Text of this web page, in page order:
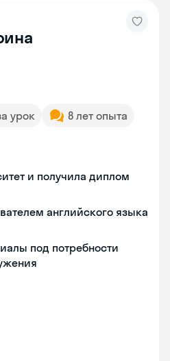
урок 8 лет опыта
и получила диплом
английского языка
под потребности